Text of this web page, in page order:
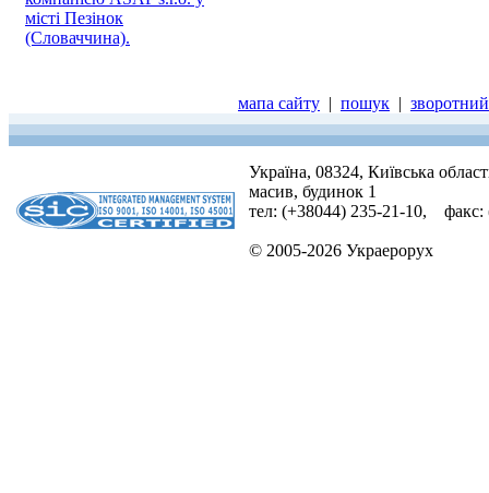
місті Пезінок
(Словаччина).
мапа сайту | пошук |
Україна, 08324, Київська
масив, будинок 1
тел: (+38044) 235-21-10, факс:
© 2005-2026 Украерорух